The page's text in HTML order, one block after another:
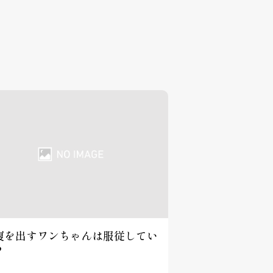
を出すワンちゃんは服従してい